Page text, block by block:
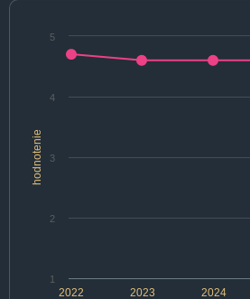
hodnotenie
2022 2024
2023
1
2
3
4
5